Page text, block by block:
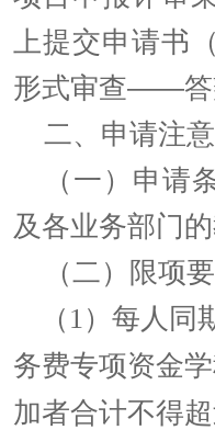
上提交申请书
形式审查——
二、申请注
（一）申请
及各业务部门
（二）限项
（ 1）每人同
务费专项资金
加者合计不得